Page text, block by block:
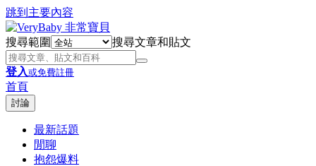
跳到主要內容
搜尋範圍 搜尋文章和貼文
登入或免費註冊
首頁
討論
最新話題
閒聊
抱怨爆料